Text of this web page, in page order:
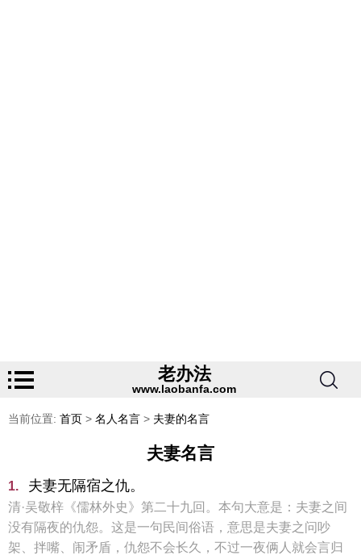
老办法
www.laobanfa.com
当前位置: 首页 > 名人名言 > 夫妻的名言
夫妻名言
1. 夫妻无隔宿之仇。
清·吴敬梓《儒林外史》第二十九回。本句大意是：夫妻之间
没有隔夜的仇怨。这是一句民间俗语，意思是夫妻之问吵
架、拌嘴、闹矛盾，仇怨不会长久，不过一夜俩人就会言归